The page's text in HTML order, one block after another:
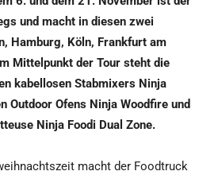
und macht in diesen zwei
Hamburg, Köln, Frankfurt am
Mittelpunkt der Tour steht die
kabellosen Stabmixers Ninja
Outdoor Ofens Ninja Woodfire und
Ninja Foodi Dual Zone.
macht der Foodtruck